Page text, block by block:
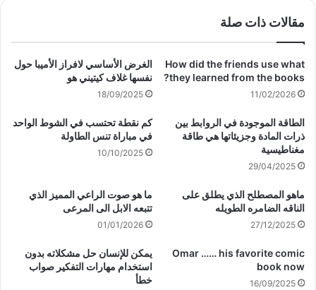
مقالات ذات صلة
How did the friends use what
they learned from the books?
11/02/2026
الغرض الأساسي لافراز الأميبا حول
نفسها غلاف كيتيني هو
18/09/2025
الطاقة الموجودة في الروابط بين
ذرات المادة وجزيئاتها هي طاقة
مغناطيسية
29/04/2025
كم نقطة تحتسب في الشوط الواحد
في مباراة تنس الطاولة
10/10/2025
ماهو المصطلح الذي يطلق على
الناقه الضامره الطويله
27/12/2025
ما هو صوت الراعي المميز الذي
تتبعه الابل الى المرعى
01/01/2026
Omar …… his favorite comic
book now
16/09/2025
يمكن للإنسان حل مشكلاته بدون
استخدام مهارات التفكير صواب
خطأ